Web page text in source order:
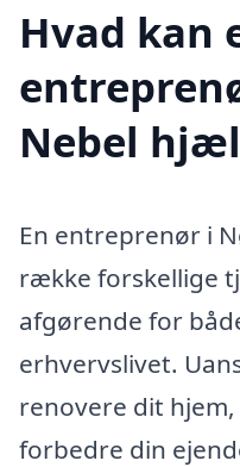
Hvad kan
Nebel
En entreprenør i
række forskellige
afgørende for
erhvervslivet.
renovere dit
forbedre din